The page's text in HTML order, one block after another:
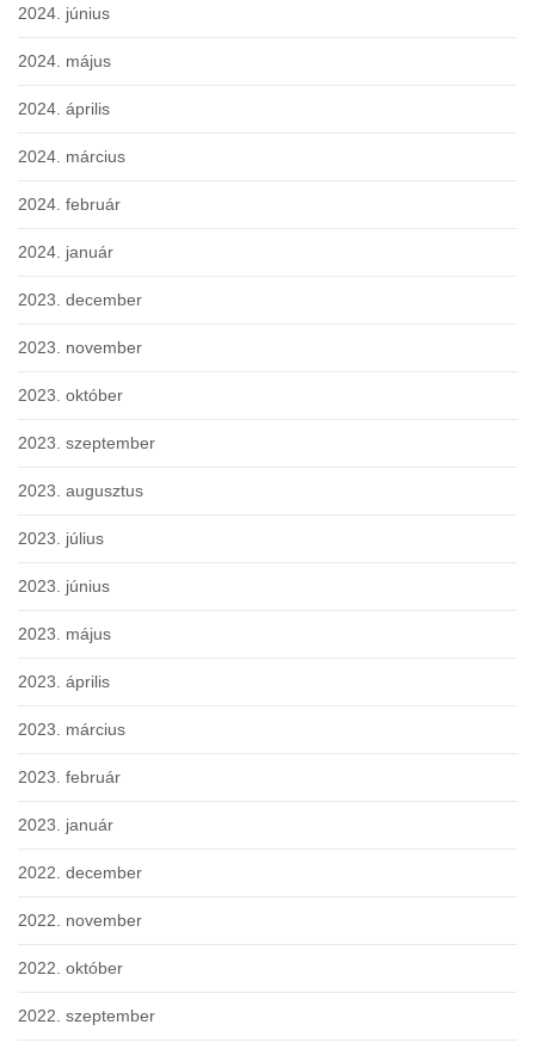
2024. június
2024. május
2024. április
2024. március
2024. február
2024. január
2023. december
2023. november
2023. október
2023. szeptember
2023. augusztus
2023. július
2023. június
2023. május
2023. április
2023. március
2023. február
2023. január
2022. december
2022. november
2022. október
2022. szeptember